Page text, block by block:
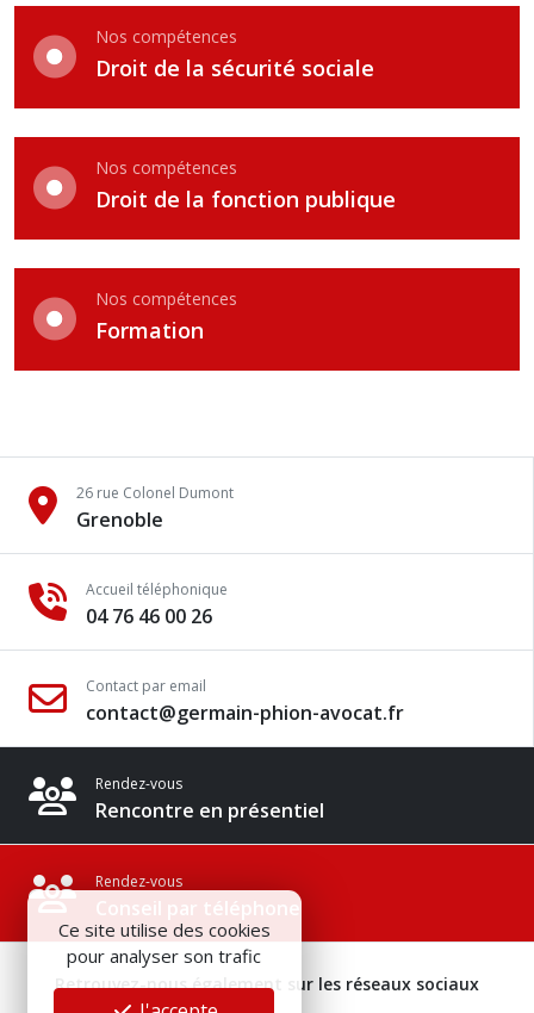
Nos compétences
Droit de la sécurité sociale
Nos compétences
Droit de la fonction publique
Nos compétences
Formation
26 rue Colonel Dumont
Grenoble
Accueil téléphonique
04 76 46 00 26
Contact par email
contact@germain-phion-avocat.fr
Rendez-vous
Rencontre en présentiel
Rendez-vous
Conseil par téléphone
Retrouvez-nous également sur les réseaux sociaux
Ce site utilise des cookies
pour analyser son trafic